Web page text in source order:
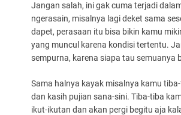
Jangan salah, ini gak cuma terjadi
ngerasain, misalnya lagi deket sama
dapet, perasaan itu bisa bikin kamu
yang muncul karena kondisi tertentu.
sempurna, karena siapa tau semuanya
Sama halnya kayak misalnya kamu
dan kasih pujian sana-sini. Tiba-tiba
ikut-ikutan dan akan pergi begitu aja